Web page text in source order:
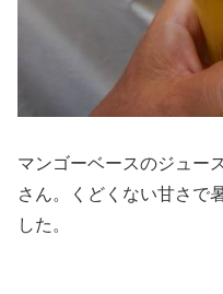
マンゴーベースのジュー
さん。くどくない甘さで
した。